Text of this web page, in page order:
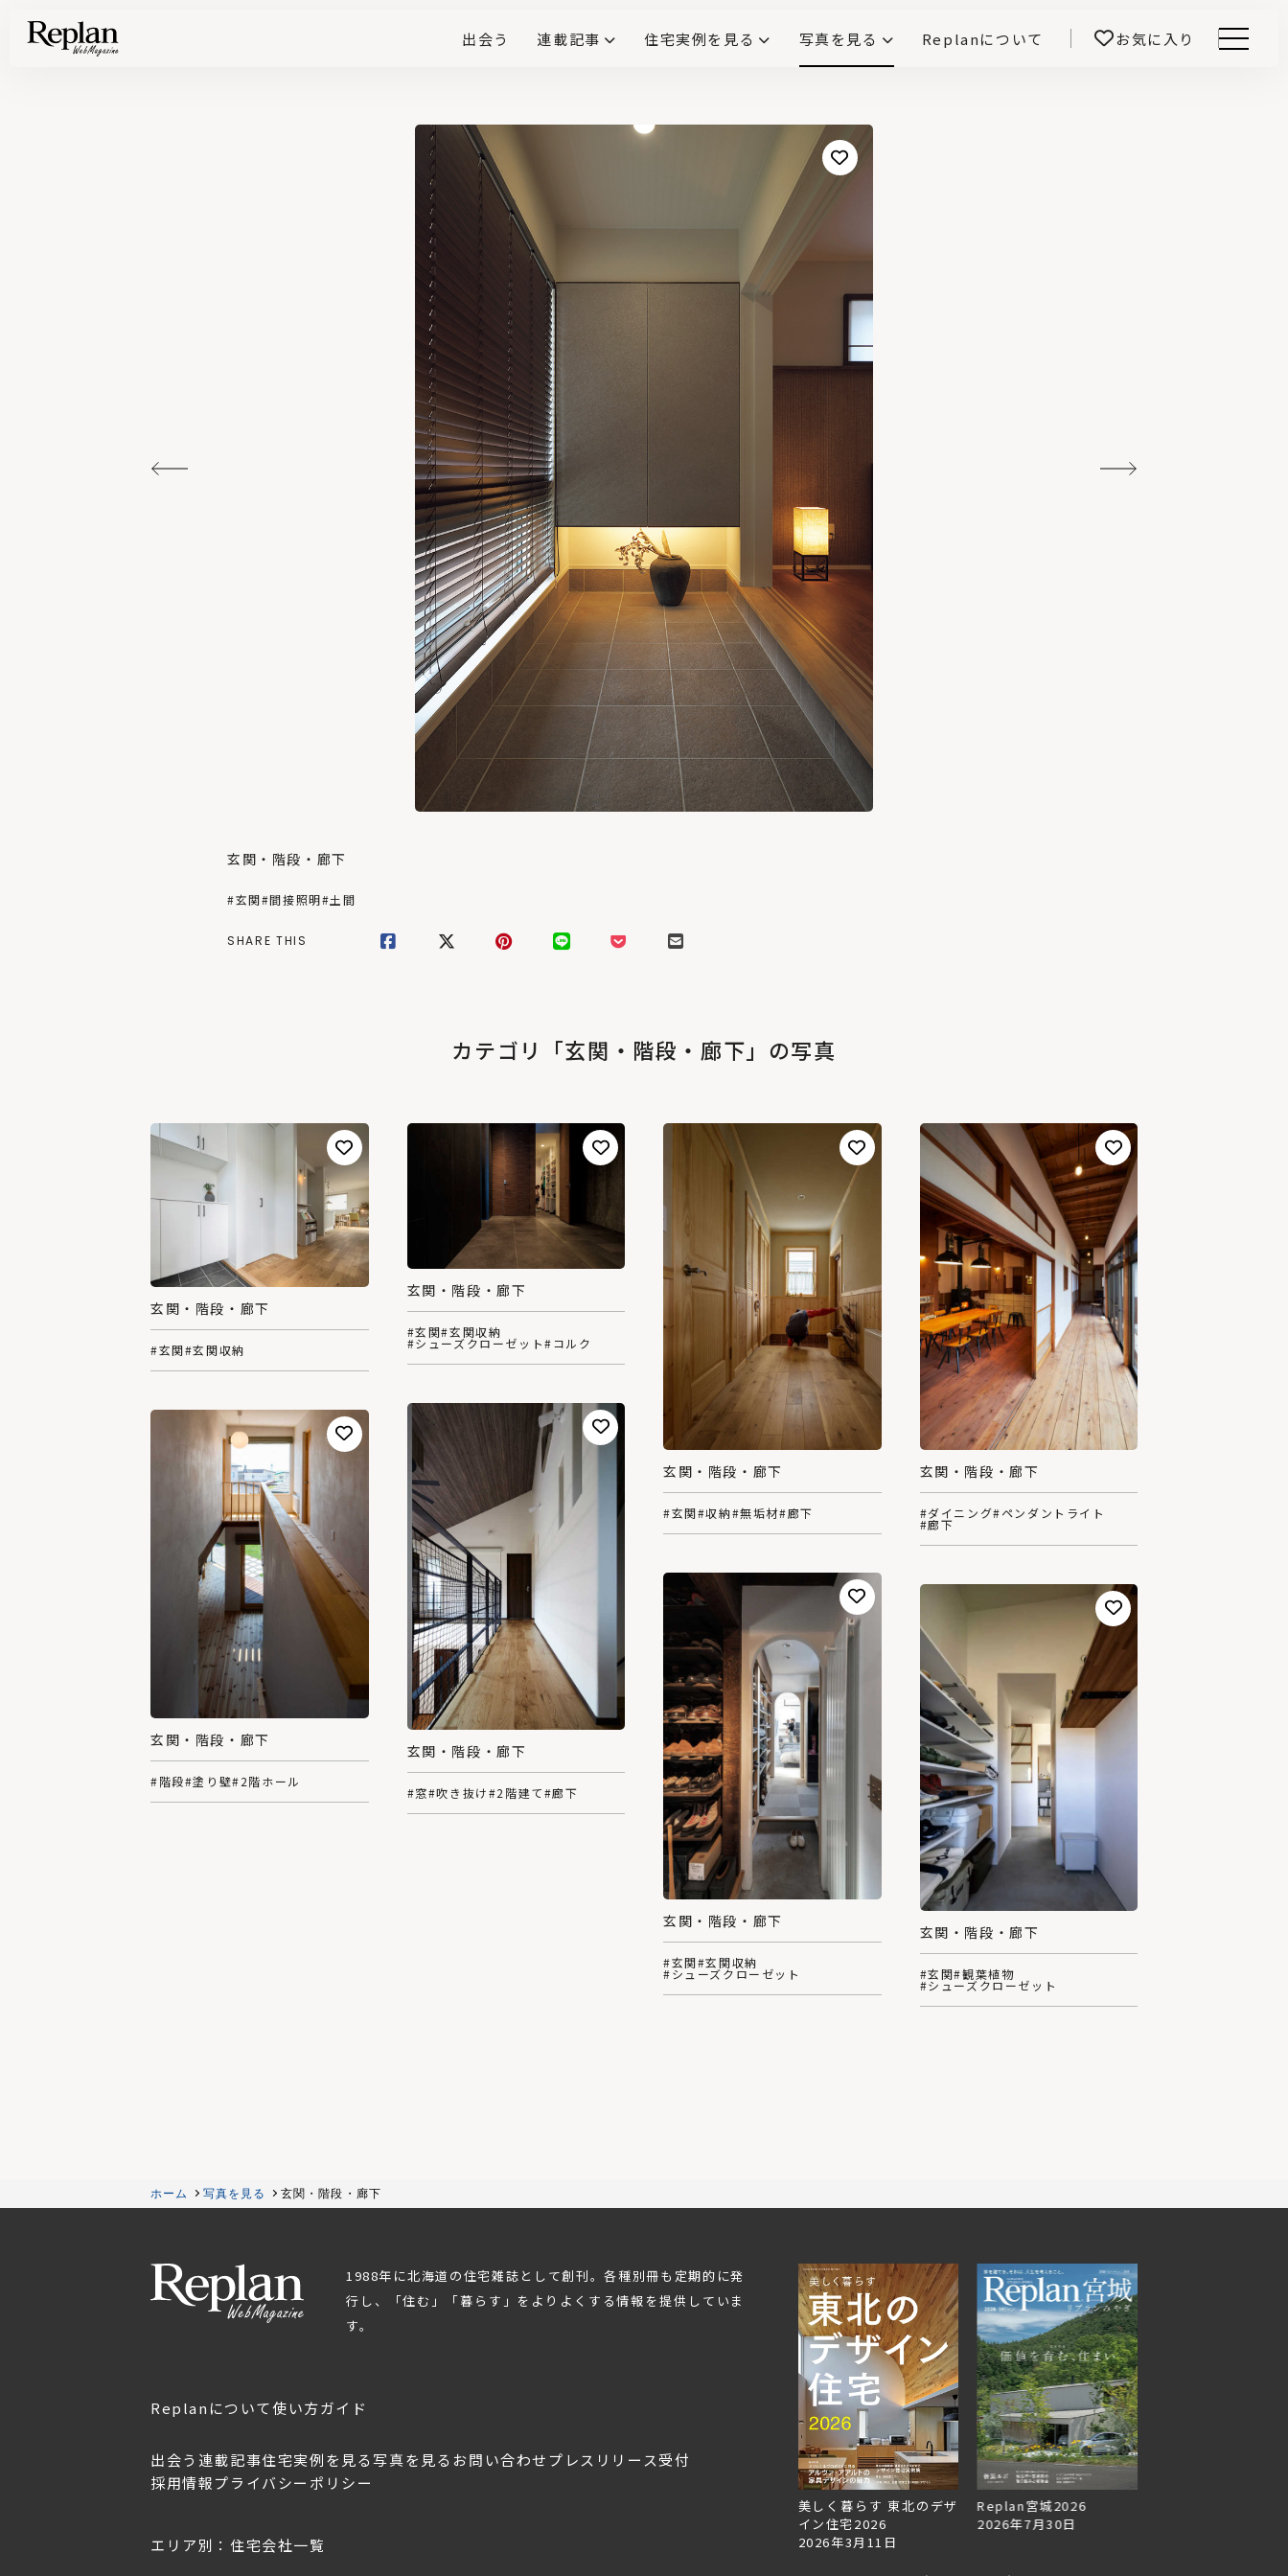
出会う 連載記事 住宅実例を見る 写真を見る Replanについて お気に入り
玄関・階段・廊下
#玄関#間接照明#土間
SHARE THIS
カテゴリ「玄関・階段・廊下」の写真
玄関・階段・廊下
#玄関#玄関収納
玄関・階段・廊下
#玄関#玄関収納
#シューズクローゼット#コルク
玄関・階段・廊下
#玄関#収納#無垢材#廊下
玄関・階段・廊下
#ダイニング#ペンダントライト
#廊下
玄関・階段・廊下
#窓#吹き抜け#2階建て#廊下
玄関・階段・廊下
#階段#塗り壁#2階ホール
玄関・階段・廊下
#玄関#玄関収納
#シューズクローゼット
玄関・階段・廊下
#玄関#観葉植物
#シューズクローゼット
ホーム 写真を見る 玄関・階段・廊下
1988年に北海道の住宅雑誌として創刊。各種別冊も定期的に発
行し、「住む」「暮らす」をよりよくする情報を提供していま
す。
Replanについて使い方ガイド
出会う 連載記事住宅実例を見る写真を見る お問い合わせ プレスリリース受付
採用情報プライバシーポリシー
エリア別：住宅会社一覧
2026年3月11日
美しく暮らす 東北のデザ
イン住宅2026
2026年3月11日
Replan宮城2026
2026年7月30日